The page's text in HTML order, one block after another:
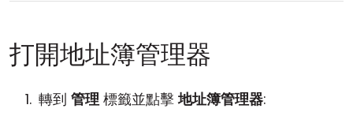
打開地址簿管理器
轉到 管理標籤並點擊地址簿管理器: